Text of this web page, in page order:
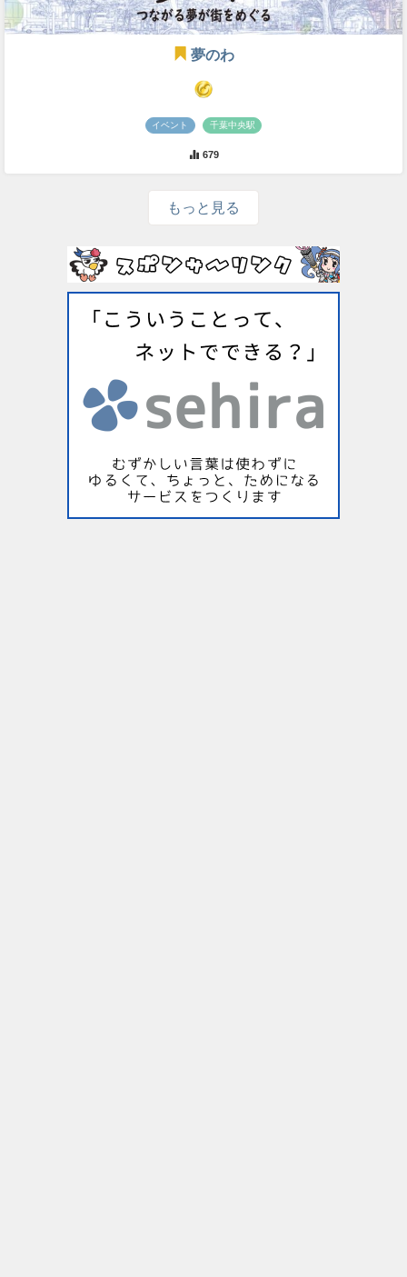
夢のわ
イベント 千葉中央駅
679
もっと見る